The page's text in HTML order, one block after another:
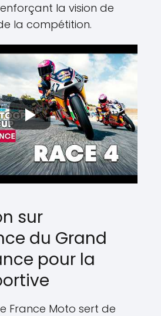
la vision de
la compétition.
sur
du Grand
pour la
France Moto sert de